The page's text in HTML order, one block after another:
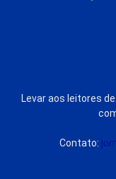
Levar aos leitores
Contato: